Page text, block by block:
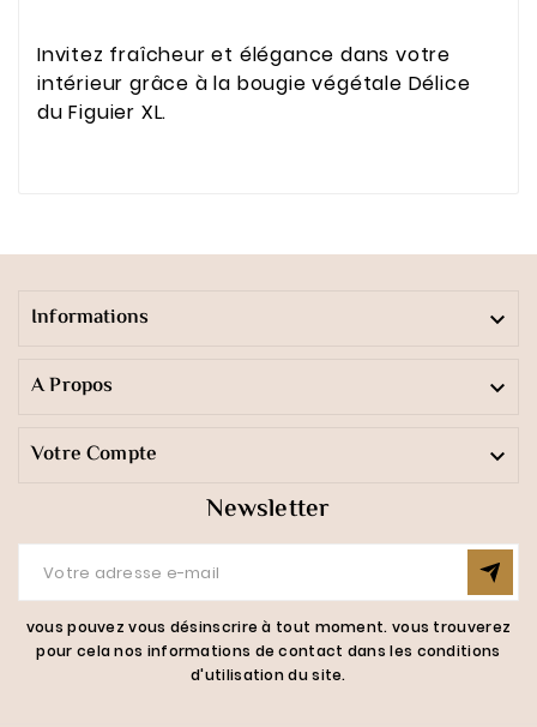
Invitez fraîcheur et élégance dans votre
intérieur grâce à la bougie végétale Délice
du Figuier XL.
Informations 
A Propos 
Votre Compte 
Newsletter
vous pouvez vous désinscrire à tout moment. vous trouverez
pour cela nos informations de contact dans les conditions
d'utilisation du site.